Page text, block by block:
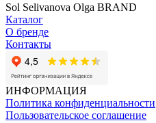
Sol Selivanova Olga BRAND
Каталог
О бренде
Контакты
ИНФОРМАЦИЯ
Политика конфиденциальности
Пользовательское соглашение